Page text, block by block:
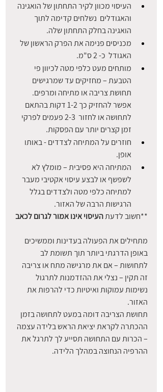
העיסוי מכוון לקיר התחתון של הואגינה
והאגודלים  נשלחים קדימה לתוך
הואגינה בחלק התחתון שלה.
מכניסים פנימה את הפרק הראשון של
האגודל  כ- 2 ס"מ.
מותחים מעט כלפי מטה לכיוון פי
הטבעת – מחזיקים עד שמרגישים
תחושת צריבה או מתיחה ומרפים.
אפשר להחזיק כך 1-2 דקות בהתאם
לתחושה או לחזור  2-3 פעמים לפרקי
זמן קצרים יותר עם הפסקות.
חוזרים על המתיחה לצדדים - באותו
אופן.
המתיחה היא פסיבית – מומלץ לא
לשפשף או לבצע עיסוי אקטיבי מעבר
למתיחה כלפי מטה ולצדדים בגלל
הרגישות הרבה של האזור.
**חשוב לדעת העיסוי אינו אמור לגרום לכאב
מתחילים את הפעולה בעדינות וממשיכים
באופן הדרגתי ביותר תוך תשומת לב
לתחושות – אם את מרגישה מתח או צריבה
זה תקין – נצלי את ההזדמנות לתרגול
נשימות עמוקות ואיטיות כדי להרפות את
האזור.
תחושת הצריבה דומה במעט לתחושה בזמן
ההכתרה לקראת יציאת הראש בלידה עצמה
– הכרות עם התחושה תסייע לך לתרגל את
ההרפיה הנחוצה במהלך הלידה.